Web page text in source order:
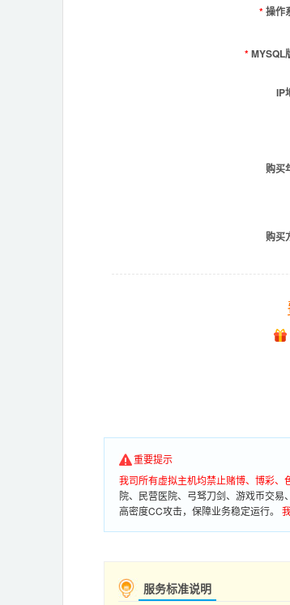
*操作
*MYSQL
IP
购买
购买
重要提示
我司所有虚拟主机均禁止赌博、博彩
院、民营医院、弓驽刀剑、游戏币交
高密度CC攻击，保障业务稳定运行。
服务标准说明